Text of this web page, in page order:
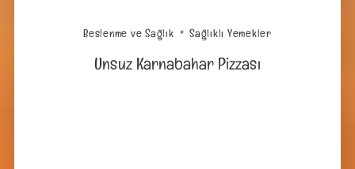
Beslenme ve Sağlık Sağlıklı Yemekler
Unsuz Karnabahar Pizzası